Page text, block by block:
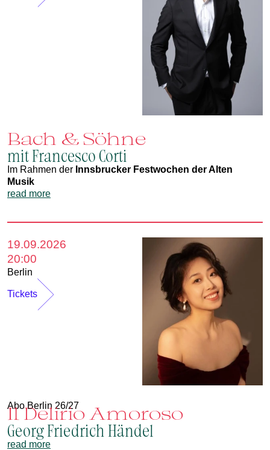
Bach & Söhne
mit Francesco Corti
Im Rahmen der Innsbrucker Festwochen der Alten
Musik
read more
19.09.2026
20:00
Berlin
Tickets
Abo Berlin 26/27
Il Delirio Amoroso
Georg Friedrich Händel
read more